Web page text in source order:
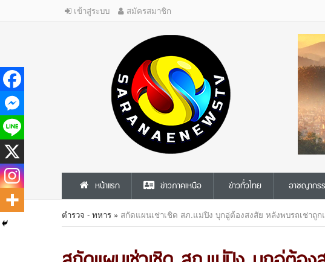
เข้าสู่ระบบ สมัครสมาชิก
หน้าแรก ข่าวภาคเหนือ ข่าวทั่วไทย อาชญากร
ตำรวจ - ทหาร » สกัดแผนเช่าเชิด สภ.แม่ปิง บุกอู่ต้องสงสัย หลังพบรถเช่าถู